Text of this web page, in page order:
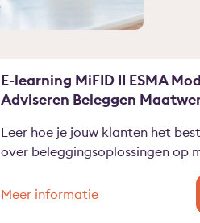
E-learning MiFID II ESMA
Adviseren Beleggen
Leer hoe je jouw klanten het
over beleggingsoplossingen op
Meer informatie